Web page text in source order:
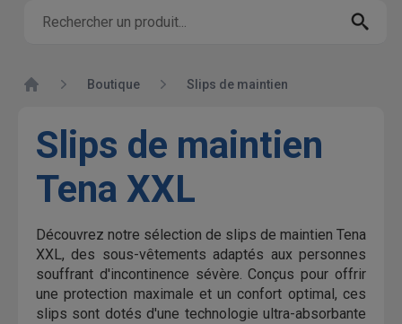
Accueil Boutique Slips de maintien
Slips de maintien
Tena XXL
Découvrez notre sélection de slips de maintien Tena
XXL, des sous-vêtements adaptés aux personnes
souffrant d'incontinence sévère. Conçus pour offrir
une protection maximale et un confort optimal, ces
slips sont dotés d'une technologie ultra-absorbante